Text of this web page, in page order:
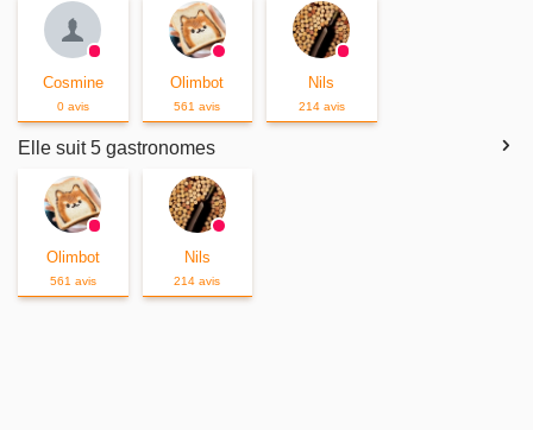
Cosmine
0 avis
Olimbot
561 avis
Nils
214 avis
Elle suit 5 gastronomes
Olimbot
561 avis
Nils
214 avis